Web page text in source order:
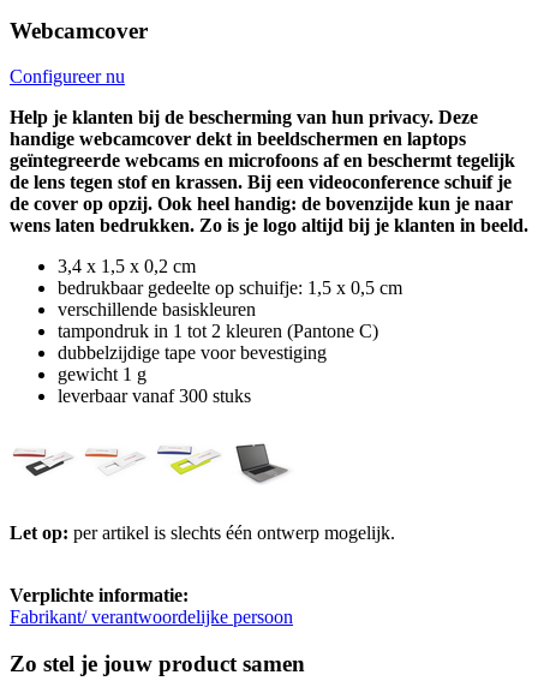
Webcamcover
Configureer nu
Help je klanten bij de bescherming van hun privacy. Deze
handige webcamcover dekt in beeldschermen en laptops
geïntegreerde webcams en microfoons af en beschermt tegelijk
de lens tegen stof en krassen. Bij een videoconference schuif je
de cover op opzij. Ook heel handig: de bovenzijde kun je naar
wens laten bedrukken. Zo is je logo altijd bij je klanten in beeld.
3,4 x 1,5 x 0,2 cm
bedrukbaar gedeelte op schuifje: 1,5 x 0,5 cm
verschillende basiskleuren
tampondruk in 1 tot 2 kleuren (Pantone C)
dubbelzijdige tape voor bevestiging
gewicht 1 g
leverbaar vanaf 300 stuks
Let op: per artikel is slechts één ontwerp mogelijk.
Verplichte informatie:
Fabrikant/ verantwoordelijke persoon
Zo stel je jouw product samen